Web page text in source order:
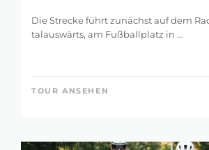
Die Strecke führt zunächst auf dem
talauswärts, am Fußballplatz in ...
TOUR ANSEHEN